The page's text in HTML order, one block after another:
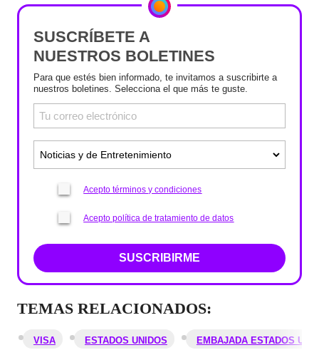
SUSCRÍBETE A
NUESTROS BOLETINES
Para que estés bien informado, te invitamos a suscribirte a
nuestros boletines. Selecciona el que más te guste.
Acepto términos y condiciones
Acepto política de tratamiento de datos
SUSCRIBIRME
TEMAS RELACIONADOS:
VISA ESTADOS UNIDOS EMBAJADA ESTADOS